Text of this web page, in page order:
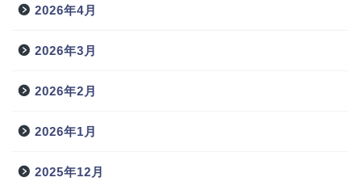
2026年4月
2026年3月
2026年2月
2026年1月
2025年12月